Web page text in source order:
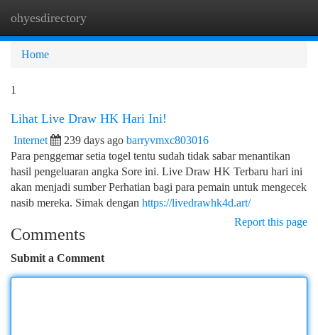
ohyesdirectory
Home
1
Lihat Live Draw HK Hari Ini!
Internet 239 days ago barryvmxc803016
Para penggemar setia togel tentu sudah tidak sabar menantikan
hasil pengeluaran angka Sore ini. Live Draw HK Terbaru hari ini
akan menjadi sumber Perhatian bagi para pemain untuk mengecek
nasib mereka. Simak dengan https://livedrawhk4d.art/
Report this page
Comments
Submit a Comment